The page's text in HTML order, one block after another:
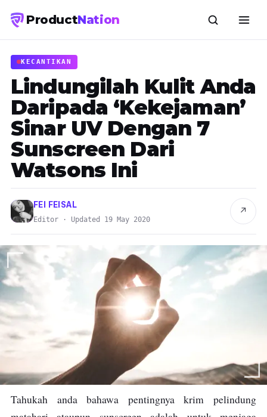
ProductNation
KECANTIKAN
Lindungilah Kulit Anda
Daripada ‘Kekejaman’
Sinar UV Dengan 7
Sunscreen Dari
Watsons Ini
FEI FEISAL
Editor · Updated 19 May 2020
↗
Tahukah anda bahawa pentingnya krim pelindung